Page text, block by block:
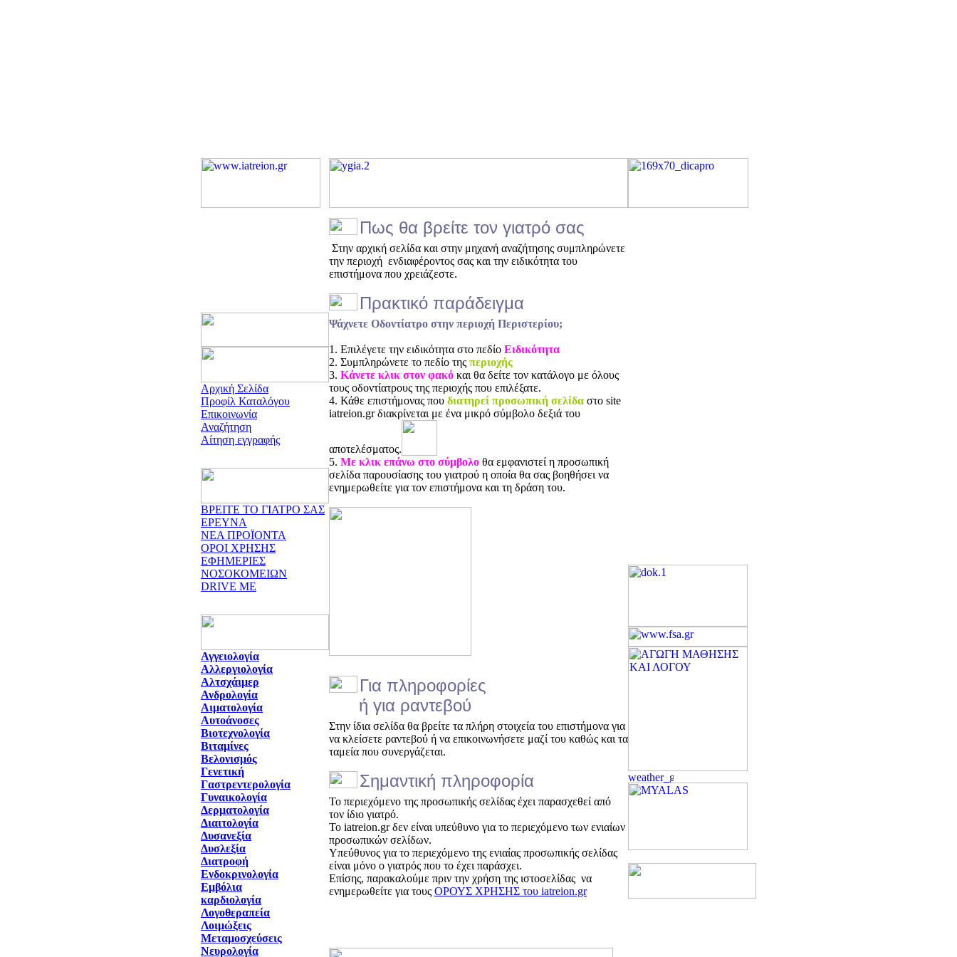
Αρχική Σελίδα
Προφίλ Καταλόγου
Επικοινωνία
Αναζήτηση
Αίτηση εγγραφής
ΒΡΕΙΤΕ ΤΟ ΓΙΑΤΡΟ ΣΑΣ
ΕΡΕΥΝΑ
ΝΕΑ ΠΡΟΪΟΝΤΑ
ΟΡΟΙ ΧΡΗΣΗΣ
ΕΦΗΜΕΡΙΕΣ
ΝΟΣΟΚΟΜΕΙΩΝ
DRIVE ME
Αγγειολογία
Αλλεργιολογία
Αλτσχάιμερ
Ανδρολογία
Αιματολογία
Αυτοάνοσες
Βιοτεχνολογία
Βιταμίνες
Βελονισμός
Γενετική
Γαστρεντερολογία
Γυναικολογία
Δερματολογία
Διαιτολογία
Δυσανεξία
Δυσλεξία
Διατροφή
Ενδοκρινολογία
Εμβόλια
καρδιολογία
Λογοθεραπεία
Λοιμώξεις
Μεταμοσχεύσεις
Νευρολογία
Πως θα βρείτε τον γιατρό σας
Στην αρχική σελίδα και στην μηχανή αναζήτησης συμπληρώνετε
την περιοχή ενδιαφέροντος σας και την ειδικότητα του
επιστήμονα που χρειάζεστε.
Πρακτικό παράδειγμα
Ψάχνετε Οδοντίατρο στην περιοχή Περιστερίου;
1. Επιλέγετε την ειδικότητα στο πεδίο Ειδικότητα
2. Συμπληρώνετε το πεδίο της περιοχής
3. Κάνετε κλικ στον φακό και θα δείτε τον κατάλογο με όλους
τους οδοντίατρους της περιοχής που επιλέξατε.
4. Κάθε επιστήμονας που διατηρεί προσωπική σελίδα στο site
iatreion.gr διακρίνεται με ένα μικρό σύμβολο δεξιά του
αποτελέσματος.
5. Με κλικ επάνω στο σύμβολο θα εμφανιστεί η προσωπική
σελίδα παρουσίασης του γιατρού η οποία θα σας βοηθήσει να
ενημερωθείτε για τον επιστήμονα και τη δράση του.
Για πληροφορίες
ή για ραντεβού
Στην ίδια σελίδα θα βρείτε τα πλήρη στοιχεία του επιστήμονα για
να κλείσετε ραντεβού ή να επικοινωνήσετε μαζί του καθώς και τα
ταμεία που συνεργάζεται.
Σημαντική πληροφορία
Το περιεχόμενο της προσωπικής σελίδας έχει παρασχεθεί από
τον ίδιο γιατρό.
Το iatreion.gr δεν είναι υπεύθυνο για το περιεχόμενο των ενιαίων
προσωπικών σελίδων.
Υπεύθυνος για το περιεχόμενο της ενιαίας προσωπικής σελίδας
είναι μόνο ο γιατρός που το έχει παράσχει.
Επίσης, παρακαλούμε πριν την χρήση της ιστοσελίδας να
ενημερωθείτε για τους ΟΡΟΥΣ ΧΡΗΣΗΣ του iatreion.gr